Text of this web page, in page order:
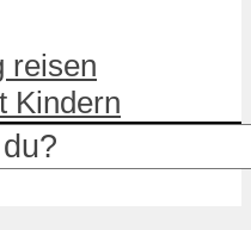
reisen
Kindern